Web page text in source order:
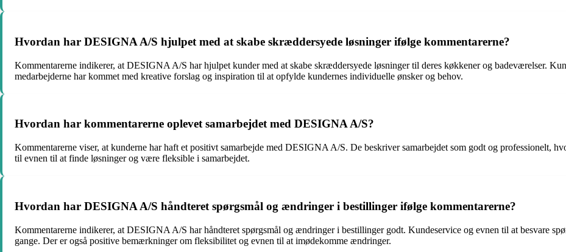
Hvordan har DESIGNA A/S hjulpet med at skabe skræddersyede løsninger ifølge kommentarerne?
Kommentarerne indikerer, at DESIGNA A/S har hjulpet kunder med at skabe skræddersyede løsninger til deres køkkener og badeværelser.
medarbejderne har kommet med kreative forslag og inspiration til at opfylde kundernes individuelle ønsker og behov.
Hvordan har kommentarerne oplevet samarbejdet med DESIGNA A/S?
Kommentarerne viser, at kunderne har haft et positivt samarbejde med DESIGNA A/S. De beskriver samarbejdet som godt og professionelt,
til evnen til at finde løsninger og være fleksible i samarbejdet.
Hvordan har DESIGNA A/S håndteret spørgsmål og ændringer i bestillinger ifølge kommentarerne?
Kommentarerne indikerer, at DESIGNA A/S har håndteret spørgsmål og ændringer i bestillinger godt. Kundeservice og evnen til at besvare
gange. Der er også positive bemærkninger om fleksibilitet og evnen til at imødekomme ændringer.